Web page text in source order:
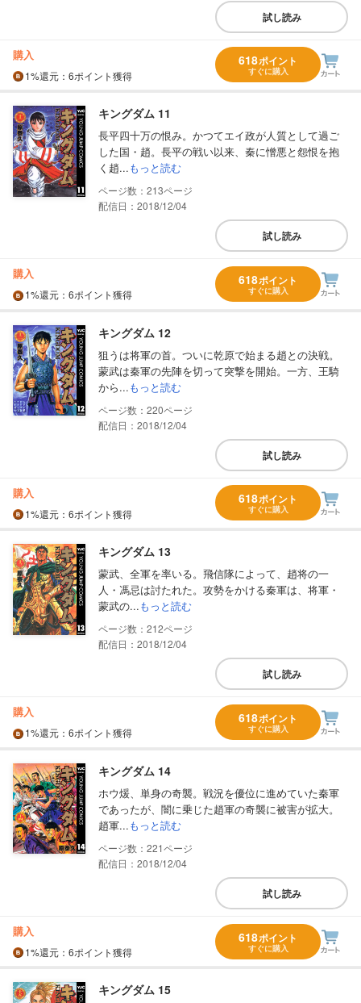
試し読み
購入
1%還元 ：6ポイント獲得
618ポイント
すぐに購入
キングダム 11
長平四十万の恨み。かつてエイ政が人質として過ご
した国・趙。長平の戦い以来、秦に憎悪と怨恨を抱
く趙...もっと読む
213
配信日：2018/12/04
試し読み
購入
1%還元 ：6ポイント獲得
618ポイント
すぐに購入
キングダム 12
狙うは将軍の首。ついに乾原で始まる趙との決戦。
蒙武は秦軍の先陣を切って突撃を開始。一方、王騎
から...もっと読む
220
配信日：2018/12/04
試し読み
購入
1%還元 ：6ポイント獲得
618ポイント
すぐに購入
キングダム 13
蒙武、全軍を率いる。飛信隊によって、趙将の一
人・馮忌は討たれた。攻勢をかける秦軍は、将軍・
蒙武の...もっと読む
212
配信日：2018/12/04
試し読み
購入
1%還元 ：6ポイント獲得
618ポイント
すぐに購入
キングダム 14
ホウ煖、単身の奇襲。戦況を優位に進めていた秦軍
であったが、闇に乗じた趙軍の奇襲に被害が拡大。
趙軍...もっと読む
221
配信日：2018/12/04
試し読み
購入
1%還元 ：6ポイント獲得
618ポイント
すぐに購入
キングダム 15